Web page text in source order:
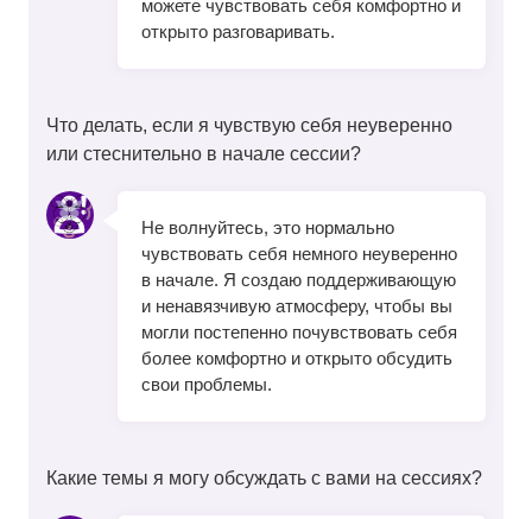
можете чувствовать себя комфортно и
открыто разговаривать.
Что делать, если я чувствую себя неуверенно
или стеснительно в начале сессии?
Не волнуйтесь, это нормально
чувствовать себя немного неуверенно
в начале. Я создаю поддерживающую
и ненавязчивую атмосферу, чтобы вы
могли постепенно почувствовать себя
более комфортно и открыто обсудить
свои проблемы.
Какие темы я могу обсуждать с вами на сессиях?